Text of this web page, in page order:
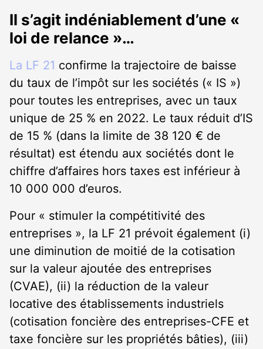
Il s’agit indéniablement d’une «
loi de relance »…
La LF 21 confirme la trajectoire de baisse
du taux de l’impôt sur les sociétés (« IS »)
pour toutes les entreprises, avec un taux
unique de 25 % en 2022. Le taux réduit d’IS
de 15 % (dans la limite de 38 120 € de
résultat) est étendu aux sociétés dont le
chiffre d’affaires hors taxes est inférieur à
10 000 000 d’euros.
Pour « stimuler la compétitivité des
entreprises », la LF 21 prévoit également (i)
une diminution de moitié de la cotisation
sur la valeur ajoutée des entreprises
(CVAE), (ii) la réduction de la valeur
locative des établissements industriels
(cotisation foncière des entreprises-CFE et
taxe foncière sur les propriétés bâties), (iii)